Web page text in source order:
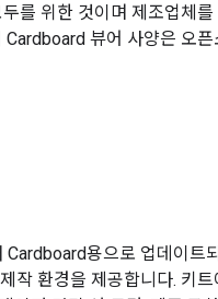
를 위한 것이며 제조업체
Cardboard 뷰어 사양은 오
Cardboard용으로 업데이트
작 환경을 제공합니다. 키